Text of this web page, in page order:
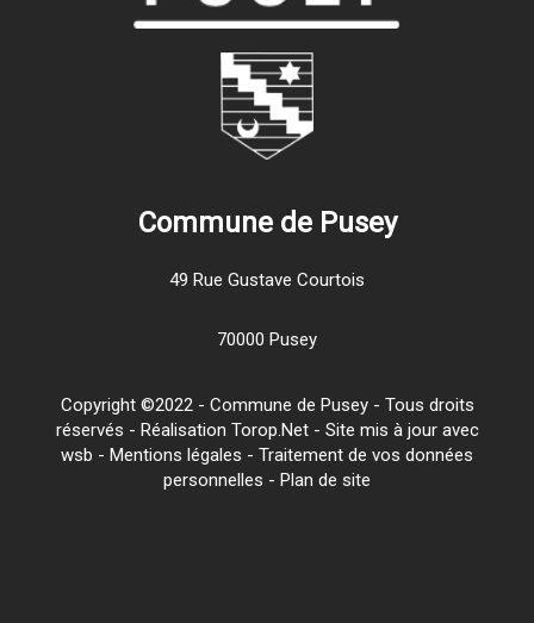
Commune de Pusey
49 Rue Gustave Courtois
70000 Pusey
Copyright ©2022 - Commune de Pusey - Tous droits
réservés - Réalisation Torop.Net - Site mis à jour avec
wsb - Mentions légales - Traitement de vos données
personnelles - Plan de site